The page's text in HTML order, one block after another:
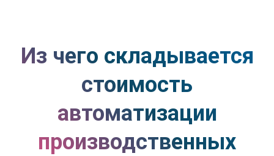
Из чего складывается
стоимость
автоматизации
производственных